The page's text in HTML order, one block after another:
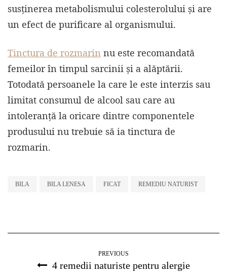
susținerea metabolismului colesterolului și are
un efect de purificare al organismului.
Tinctura de rozmarin nu este recomandată
femeilor în timpul sarcinii și a alăptării.
Totodată persoanele la care le este interzis sau
limitat consumul de alcool sau care au
intoleranță la oricare dintre componentele
produsului nu trebuie să ia tinctura de
rozmarin.
BILA BILA LENESA FICAT REMEDIU NATURIST
PREVIOUS
4 remedii naturiste pentru alergie